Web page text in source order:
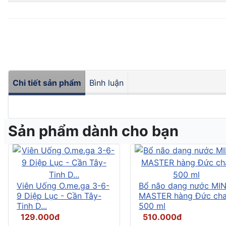
Chi tiết sản phẩm Bình luận
Sản phẩm dành cho bạn
Viên Uống O.me.ga 3-6-
9 Diệp Lục - Cần Tây-
Tinh D...
129.000đ
Bổ não dạng nước
MASTER hàng Đức
500 ml
510.000đ